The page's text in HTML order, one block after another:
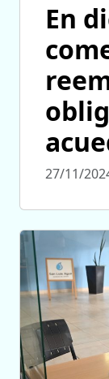
En
27/11/